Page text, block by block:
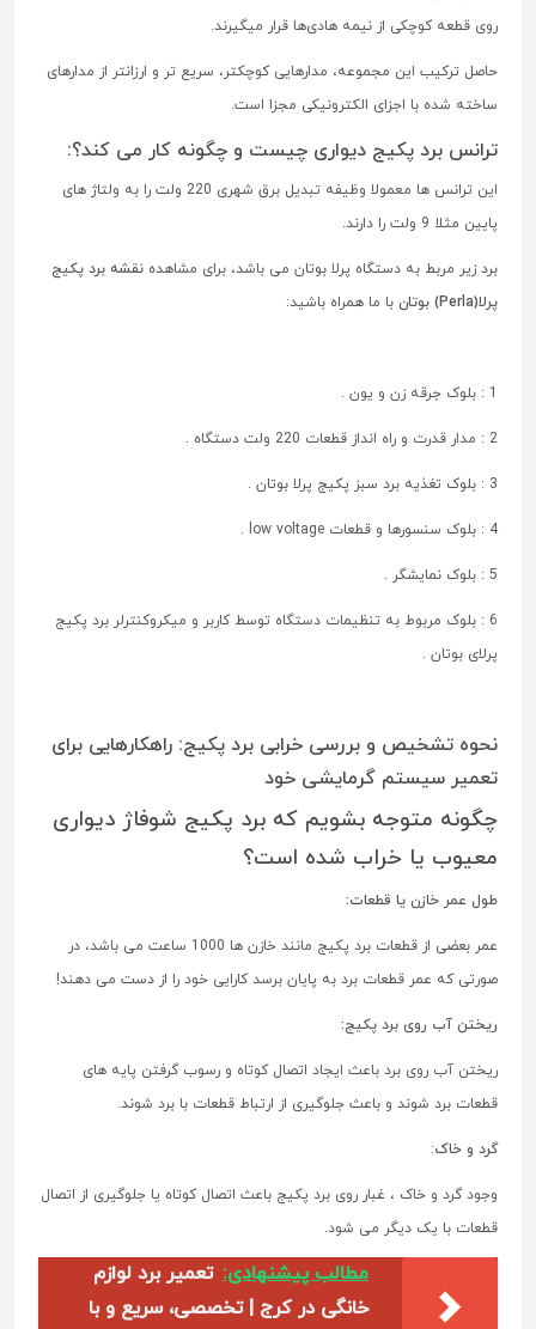
روی قطعه کوچکی از نیمه هادی‌ها قرار میگیرند.
حاصل ترکیب این مجموعه، مدار‌هایی کوچکتر، سریع تر و ارزانتر از مدارهای
ساخته شده با اجزای الکترونیکی مجزا است.
ترانس برد پکیج دیواری چیست و چگونه کار می کند؟:
این ترانس ها معمولا وظیفه تبدیل برق شهری 220 ولت را به ولتاژ های
پایین مثلا 9 ولت را دارند.
برد زیر مربط به دستگاه پرلا بوتان می باشد، برای مشاهده نقشه برد پکیج
پرلا(Perla) بوتان
با ما همراه باشید:
1 : بلوک جرقه زن و یون .
2 : مدار قدرت و راه انداز قطعات 220 ولت دستگاه .
3 : بلوک تغذیه برد سبز پکیج پرلا بوتان .
4 : بلوک سنسورها و قطعات low voltage .
5 : بلوک نمایشگر .
6 : بلوک مربوط به تنظیمات دستگاه توسط کاربر و میکروکنترلر برد پکیج
پرلای بوتان .
نحوه تشخیص و بررسی خرابی برد پکیج: راهکارهایی برای
تعمیر سیستم گرمایشی خود
چگونه متوجه بشویم که برد پکیج شوفاژ دیواری
معیوب یا خراب شده است؟
طول عمر خازن یا قطعات:
عمر بعضی از قطعات برد پکیج مانند خازن ها 1000 ساعت می باشد، در
صورتی که عمر قطعات برد به پایان برسد کارایی خود را از دست می دهند!
ریختن آب روی برد پکیج:
ریختن آب روی برد باعث ایجاد اتصال کوتاه و رسوب گرفتن پایه های
قطعات برد شوند و باعث جلوگیری از ارتباط قطعات با برد شوند.
گرد و خاک:
وجود گرد و خاک ، غبار روی برد پکیج باعث اتصال کوتاه یا جلوگیری از اتصال
قطعات با یک دیگر می شود.
مطالب پیشنهادی: تعمیر برد لوازم
خانگی در کرج | تخصصی، سریع و با